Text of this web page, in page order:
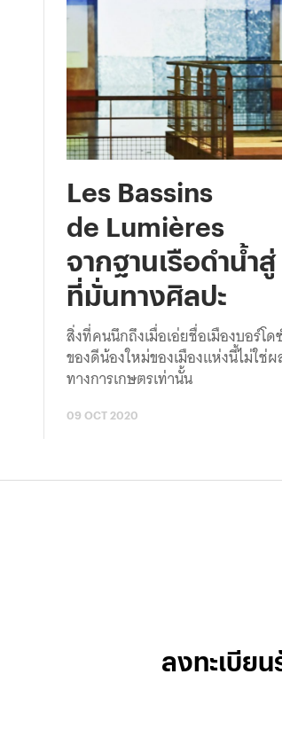
Les Bassins
de Lumières
จากฐานเรือดำน้ำสู่
ที่มั่นทางศิลปะ
สิ่งที่คนนึกถึงเมื่อเอ่ยชื่อเมืองบอร์โด
ของดีน้องใหม่ของเมืองแห่งนี้ไม่ใช่
ทางการเกษตรเท่านั้น
09 OCT 2020
ลงทะเบีย